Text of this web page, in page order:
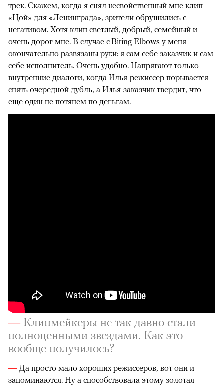
трек. Скажем, когда я снял несвойственный мне клип
«Цой» для «Ленинграда», зрители обрушились с
негативом. Хотя клип светлый, добрый, семейный и
очень дорог мне. В случае с Biting Elbows у меня
окончательно развязаны руки: я сам себе заказчик и сам
себе исполнитель. Очень удобно. Напрягают только
внутренние диалоги, когда Илья-режиссер порывается
снять очередной дубль, а Илья-заказчик твердит, что
еще один не потянем по деньгам.
—Клипмейкеры не так давно стали
полноценными звездами. Как это
вообще получилось?
— Да просто мало хороших режиссеров, вот они и
запоминаются. Ну а способствовала этому золотая